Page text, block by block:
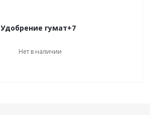
Удобрение гумат+7
Нет в наличии